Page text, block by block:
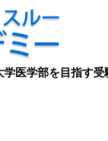
医学部を目指す